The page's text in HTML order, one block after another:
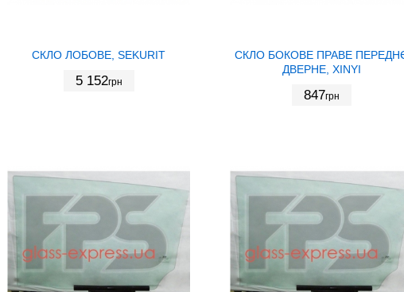
СКЛО ЛОБОВЕ, SEKURIT
5 152грн
СКЛО БОКОВЕ ПРАВЕ
ДВЕРНЕ, XINYI
847грн